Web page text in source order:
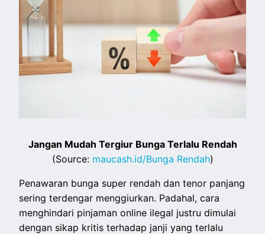
Jangan Mudah Tergiur Bunga Terlalu Rendah
(Source: maucash.id/Bunga Rendah)
Penawaran bunga super rendah dan tenor panjang
sering terdengar menggiurkan. Padahal, cara
menghindari pinjaman online ilegal justru dimulai
dengan sikap kritis terhadap janji yang terlalu